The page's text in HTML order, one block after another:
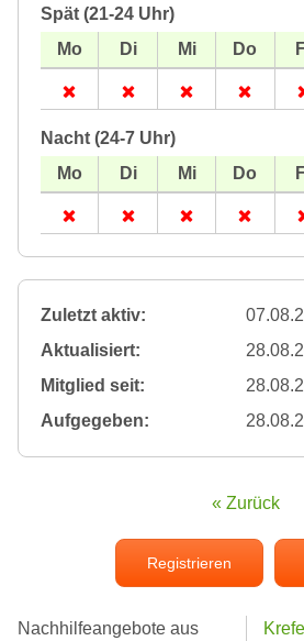
Spät (21-24 Uhr)
Nacht (24-7 Uhr)
Zuletzt aktiv:
Aktualisiert:
Mitglied seit:
Aufgegeben:
« Zurück
Registrieren
Nachhilfeangebote aus